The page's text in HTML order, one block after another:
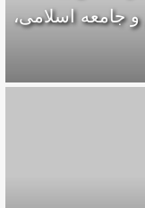
جامعه اسلامی،